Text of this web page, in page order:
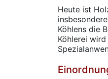
Heute ist
Köhlens die
Köhlerei